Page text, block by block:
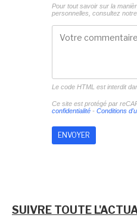
Pour tout savoir sur la
personnelles, consultez notre
Le code HTML est interdit
Ce site est protégé par
confidentialité- Conditions
SUIVRE TOUTE